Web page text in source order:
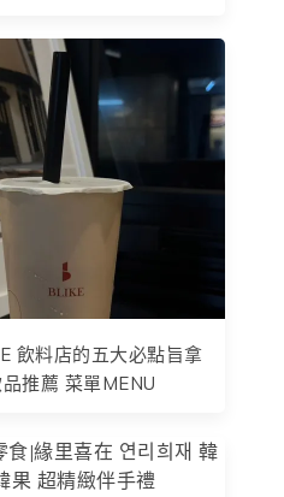
飲料店的五大必點旨拿
推薦 菜單MENU